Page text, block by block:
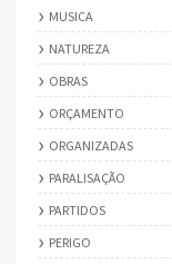
MUSICA
NATUREZA
OBRAS
ORÇAMENTO
ORGANIZADAS
PARALISAÇÃO
PARTIDOS
PERIGO